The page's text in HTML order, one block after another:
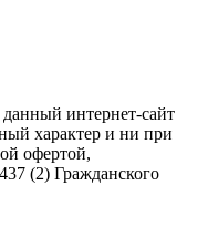
интернет-сайт
характер и ни при
офертой,
(2) Гражданского